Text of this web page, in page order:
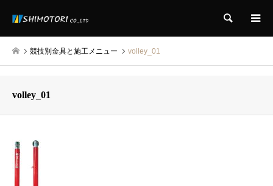
検索
競技別金具と施工メニュー volley_01
volley_01